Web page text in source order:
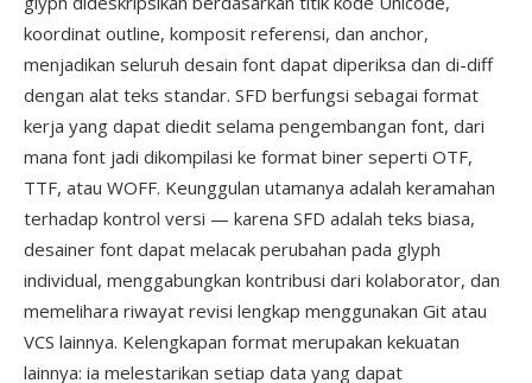
koordinat outline, komposit referensi, dan anchor,
menjadikan seluruh desain font dapat diperiksa dan di-diff
dengan alat teks standar. SFD berfungsi sebagai format
kerja yang dapat diedit selama pengembangan font, dari
mana font jadi dikompilasi ke format biner seperti OTF,
TTF, atau WOFF. Keunggulan utamanya adalah keramahan
terhadap kontrol versi — karena SFD adalah teks biasa,
desainer font dapat melacak perubahan pada glyph
individual, menggabungkan kontribusi dari kolaborator, dan
memelihara riwayat revisi lengkap menggunakan Git atau
VCS lainnya. Kelengkapan format merupakan kekuatan
lainnya: ia melestarikan setiap data yang dapat